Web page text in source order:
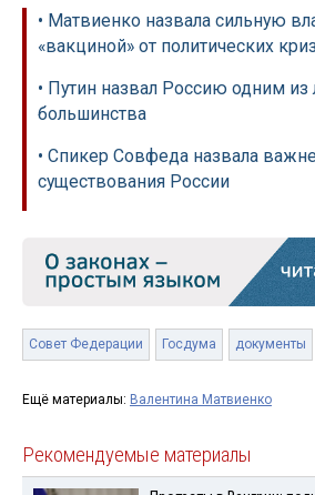
• Матвиенко назвала сильную
«вакциной» от политических
• Путин назвал Россию одним
большинства
• Спикер Совфеда назвала
существования России
Совет Федерации Госдума документы
Ещё материалы: Валентина Матвиенко
Рекомендуемые материалы